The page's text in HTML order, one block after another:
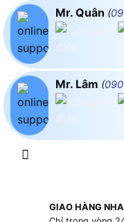
Mr. Quân (
Mr. Lâm (
GIAO HÀNG